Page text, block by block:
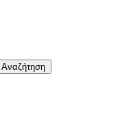
Αναζήτηση